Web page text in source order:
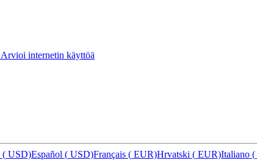
Arvioi internetin käyttöä
( USD)Español ( USD)Français ( EUR)Hrvatski ( EUR)Italiano (